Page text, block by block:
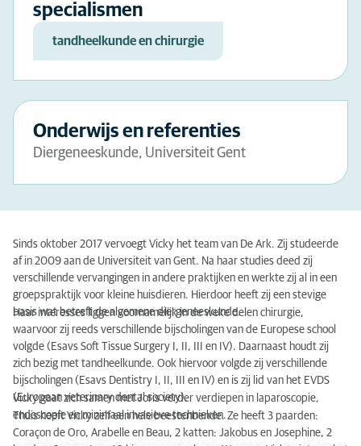
specialismen
tandheelkunde en chirurgie
Onderwijs en referenties
Diergeneeskunde, Universiteit Gent
Sinds oktober 2017 vervoegt Vicky het team van De Ark. Zij studeerde
af in 2009 aan de Universiteit van Gent. Na haar studies deed zij
verschillende vervangingen in andere praktijken en werkte zij al in een
groepspraktijk voor kleine huisdieren. Hierdoor heeft zij een stevige
basis wat betreft de algemene diergeneeskunde.
Haar interesses liggen voornamelijk in de weke delen chirurgie,
waarvoor zij reeds verschillende bijscholingen van de Europese school
volgde (Esavs Soft Tissue Surgery I, II, III en IV). Daarnaast houdt zij
zich bezig met tandheelkunde. Ook hiervoor volgde zij verschillende
bijscholingen (Esavs Dentistry I, II, III en IV) en is zij lid van het EVDS
(European veterinary dental society).
Vicky gaat zich samen met Joris verder verdiepen in laparoscopie,
endoscopie en minimaal invasieve technieken.
Thuis heeft Vicky zelf een hele beestenbende. Ze heeft 3 paarden:
Coraçon de Oro, Arabelle en Beau, 2 katten: Jakobus en Josephine, 2